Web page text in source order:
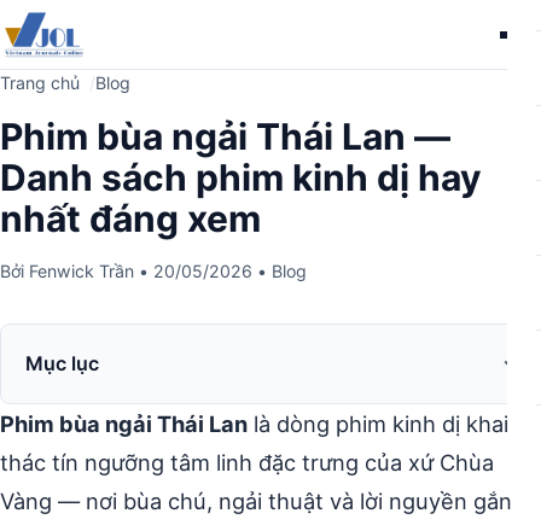
Trang chủ Blog
Phim bùa ngải Thái Lan —
Danh sách phim kinh dị hay
nhất đáng xem
Bởi Fenwick Trần • 20/05/2026 • Blog
Mục lục
Phim bùa ngải Thái Lan là dòng phim kinh dị khai
thác tín ngưỡng tâm linh đặc trưng của xứ Chùa
Vàng — nơi bùa chú, ngải thuật và lời nguyền gắn